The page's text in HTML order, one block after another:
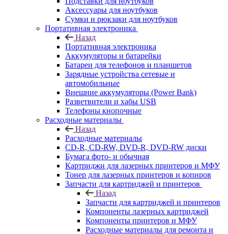
Аксессуары для ноутбуков
Сумки и рюкзаки для ноутбуков
Портативная электроника
Назад
Портативная электроника
Аккумуляторы и батарейки
Батареи для телефонов и планшетов
Зарядные устройства сетевые и
автомобильные
Внешние аккумуляторы (Power Bank)
Разветвители и хабы USB
Телефоны кнопочные
Расходные материалы
Назад
Расходные материалы
CD-R, CD-RW, DVD-R, DVD-RW диски
Бумага фото- и обычная
Картриджи для лазерных принтеров и МФУ
Тонер для лазерных принтеров и копиров
Запчасти для картриджей и принтеров
Назад
Запчасти для картриджей и принтеров
Компоненты лазерных картриджей
Компоненты принтеров и МФУ
Расходные материалы для ремонта и